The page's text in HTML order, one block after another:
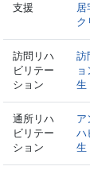
支援
ク
訪問リハ
ビリテー
ション
訪
生
通所リハ
ビリテー
ション
ア
ハ
生